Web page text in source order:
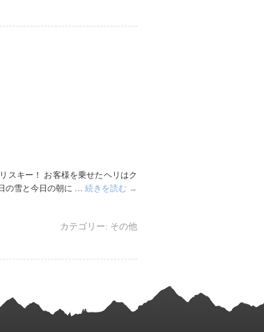
スキー！ お客様を乗せたヘリはク
の雪と今日の朝に … 続きを読む →
カテゴリー: その他